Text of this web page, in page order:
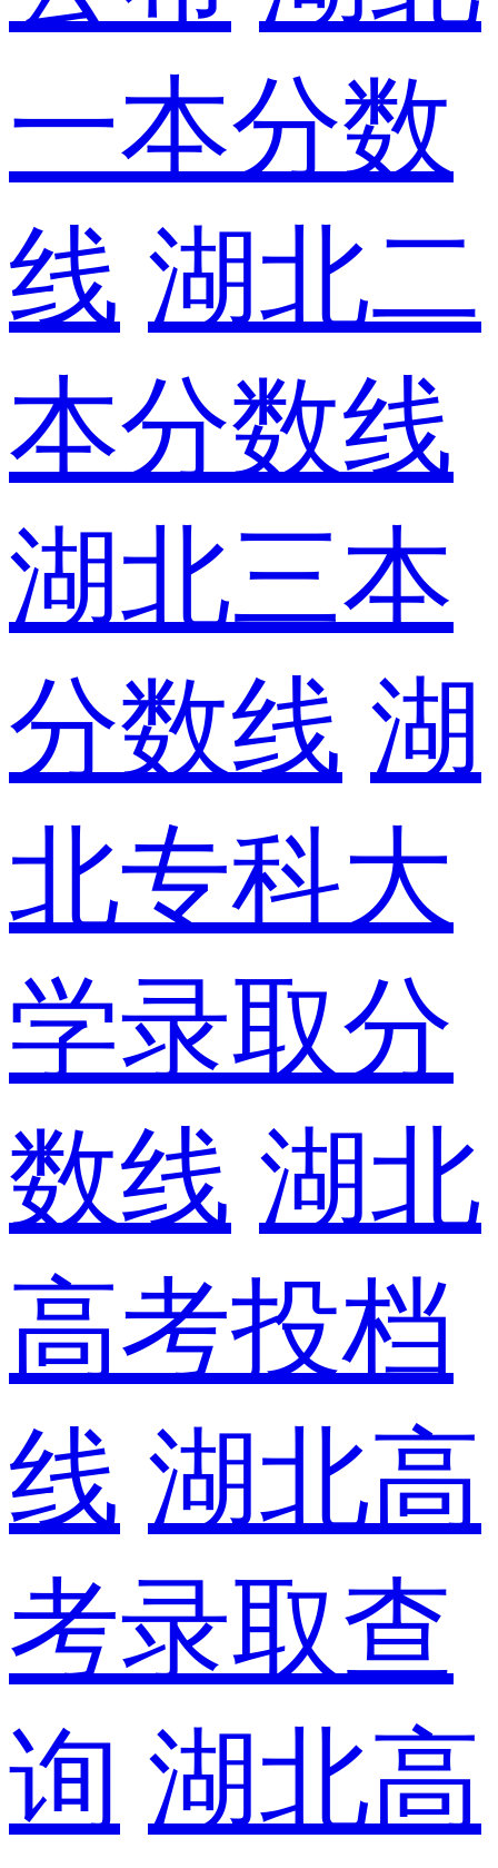
一本分数
线 湖北二
本分数线
湖北三本
分数线 湖
北专科大
学录取分
数线 湖北
高考投档
线 湖北高
考录取查
询 湖北高